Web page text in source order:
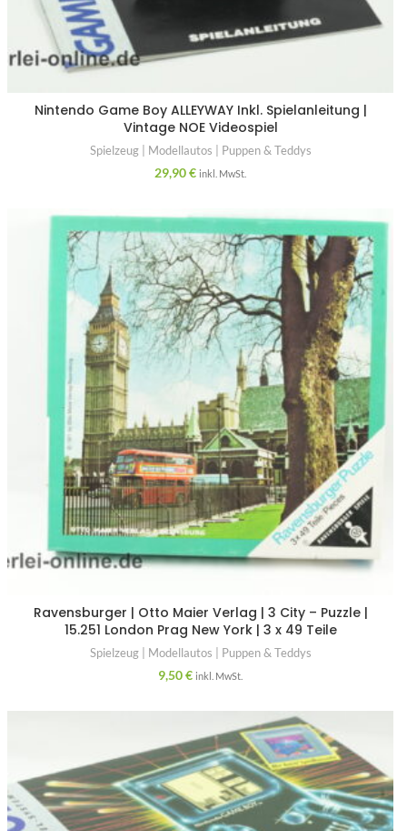
Nintendo Game Boy ALLEYWAY Inkl. Spielanleitung |
Vintage NOE Videospiel
Spielzeug | Modellautos | Puppen & Teddys
29,90€ inkl. MwSt.
Ravensburger | Otto Maier Verlag | 3 City – Puzzle |
15.251 London Prag New York | 3 x 49 Teile
Spielzeug | Modellautos | Puppen & Teddys
9,50€ inkl. MwSt.